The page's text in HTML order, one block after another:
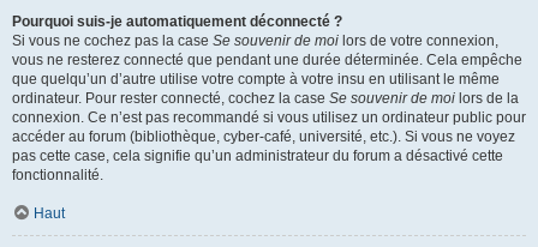
Pourquoi suis-je automatiquement déconnecté ?
Si vous ne cochez pas la case Se souvenir de moi lors de votre connexion,
vous ne resterez connecté que pendant une durée déterminée. Cela empêche
que quelqu’un d’autre utilise votre compte à votre insu en utilisant le même
ordinateur. Pour rester connecté, cochez la case Se souvenir de moi lors de la
connexion. Ce n’est pas recommandé si vous utilisez un ordinateur public pour
accéder au forum (bibliothèque, cyber-café, université, etc.). Si vous ne voyez
pas cette case, cela signifie qu’un administrateur du forum a désactivé cette
fonctionnalité.
Haut